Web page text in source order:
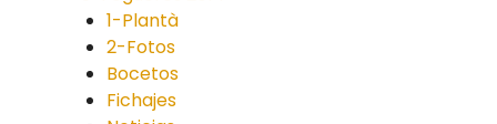
1-Plantà
2-Fotos
Bocetos
Fichajes